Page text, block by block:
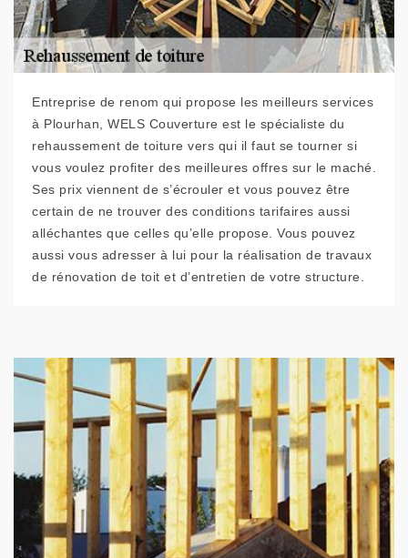
Entreprise de renom qui propose les meilleurs services
à Plourhan, WELS Couverture est le spécialiste du
rehaussement de toiture vers qui il faut se tourner si
vous voulez profiter des meilleures offres sur le maché.
Ses prix viennent de s’écrouler et vous pouvez être
certain de ne trouver des conditions tarifaires aussi
alléchantes que celles qu’elle propose. Vous pouvez
aussi vous adresser à lui pour la réalisation de travaux
de rénovation de toit et d’entretien de votre structure.